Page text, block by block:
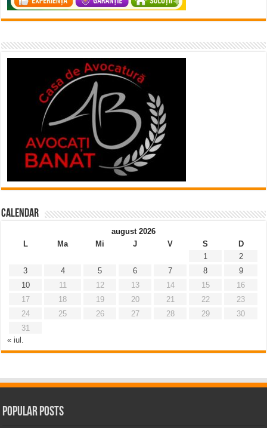
Calendar
august 2026
L
Ma Mi J V S
D
1
2
3
4 5 6 7 8
9
10
11 12 13 14 15
16
17
18 19 20 21 22
23
24
25 26 27 28 29
30
31
« iul.
Popular Posts